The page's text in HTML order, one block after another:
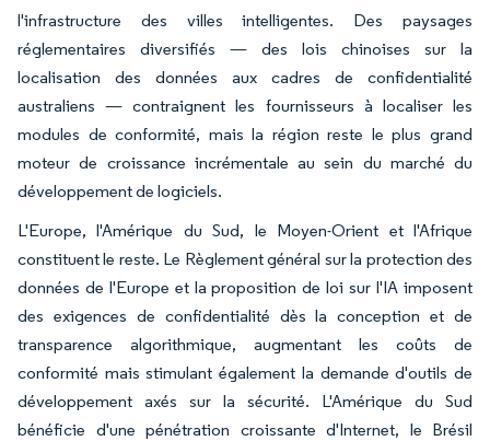
l'infrastructure des villes intelligentes. Des paysages
réglementaires diversifiés — des lois chinoises sur la
localisation des données aux cadres de confidentialité
australiens — contraignent les fournisseurs à localiser les
modules de conformité, mais la région reste le plus grand
moteur de croissance incrémentale au sein du marché du
développement de logiciels.
L'Europe, l'Amérique du Sud, le Moyen-Orient et l'Afrique
constituent le reste. Le Règlement général sur la protection des
données de l'Europe et la proposition de loi sur l'IA imposent
des exigences de confidentialité dès la conception et de
transparence algorithmique, augmentant les coûts de
conformité mais stimulant également la demande d'outils de
développement axés sur la sécurité. L'Amérique du Sud
bénéficie d'une pénétration croissante d'Internet, le Brésil